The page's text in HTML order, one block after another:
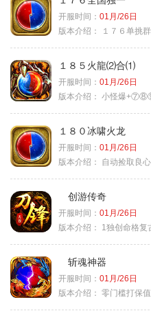
开服时间： 01月/26日
版本介绍：
１７６单挑
１８５火龍⑵合⑴
开服时间： 01月/26日
版本介绍： 小怪爆+⑦⑧⑨
１８０冰啸火龙
开服时间： 01月/26日
版本介绍：
自动捡取良
创游传奇
开服时间： 01月/26日
版本介绍：
1独创命格复
斩魂神器
开服时间： 01月/26日
版本介绍： 零门槛打保